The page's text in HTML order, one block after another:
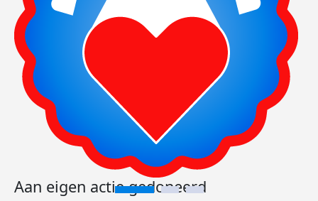
Aan eigen actie gedoneerd